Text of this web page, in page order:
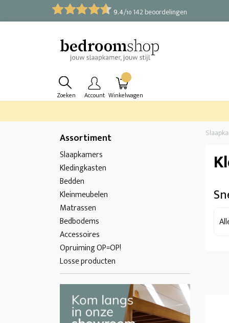
9.4/10 142 beoordelingen
Zoeken Account Winkelwagen
Assortiment
Slaapkamers
Kledingkasten
Bedden
Kleinmeubelen
Matrassen
Bedbodems
Accessoires
Opruiming OP=OP!
Losse producten